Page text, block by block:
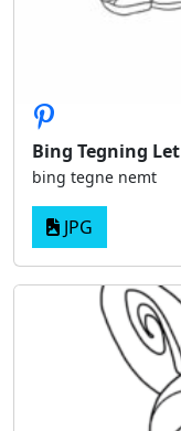
Bing Tegning Let
bing tegne nemt
JPG